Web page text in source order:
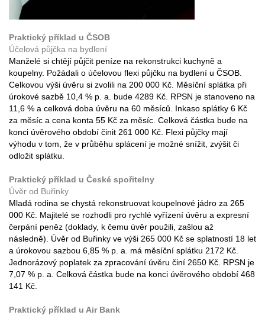
Praktický příklad u ČSOB
Účelová půjčka na bydlení
Manželé si chtějí půjčit peníze na rekonstrukci kuchyně a
koupelny. Požádali o účelovou flexi půjčku na bydlení u ČSOB.
Celkovou výši úvěru si zvolili na 200 000 Kč. Měsíční splátka při
úrokové sazbě 10,4 % p. a. bude 4289 Kč. RPSN je stanoveno na
11,6 % a celková doba úvěru na 60 měsíců. Inkaso splátky 6 Kč
za měsíc a cena konta 55 Kč za měsíc. Celková částka bude na
konci úvěrového období činit 261 000 Kč. Flexi půjčky mají
výhodu v tom, že v průběhu splácení je možné snížit, zvýšit či
odložit splátku.
Praktický příklad u České spořitelny
Úvěr od Buřinky
Mladá rodina se chystá rekonstruovat koupelnové jádro za 265
000 Kč. Majitelé se rozhodli pro rychlé vyřízení úvěru a expresní
čerpání peněz (doklady, k čemu úvěr použili, zašlou až
následně). Úvěr od Buřinky ve výši 265 000 Kč se splatností 18 let
a úrokovou sazbou 6,85 % p. a. má měsíční splátku 2172 Kč.
Jednorázový poplatek za zpracování úvěru činí 2650 Kč. RPSN je
7,07 % p. a. Celková částka bude na konci úvěrového období 468
141 Kč.
Praktický příklad u Air Bank